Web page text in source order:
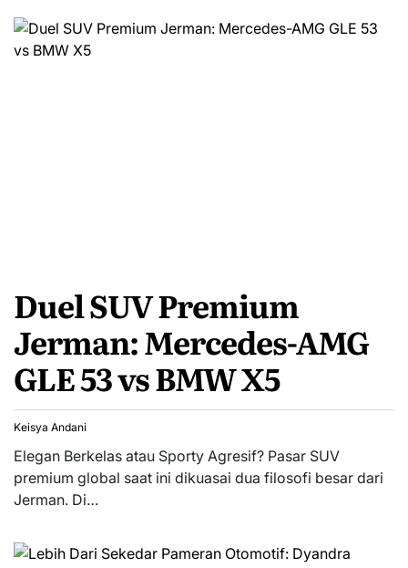
Duel SUV Premium
Jerman: Mercedes-AMG
GLE 53 vs BMW X5
Keisya Andani
Elegan Berkelas atau Sporty Agresif? Pasar SUV
premium global saat ini dikuasai dua filosofi besar dari
Jerman. Di…